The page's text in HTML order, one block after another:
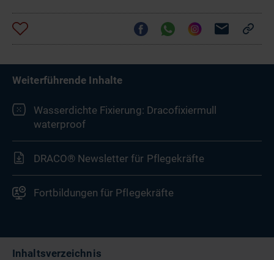
Inhaltsverzeichnis
Weiterführende Inhalte
Wasserdichte Fixierung: Dracofixiermull
waterproof
DRACO® Newsletter für Pflegekräfte
Fortbildungen für Pflegekräfte